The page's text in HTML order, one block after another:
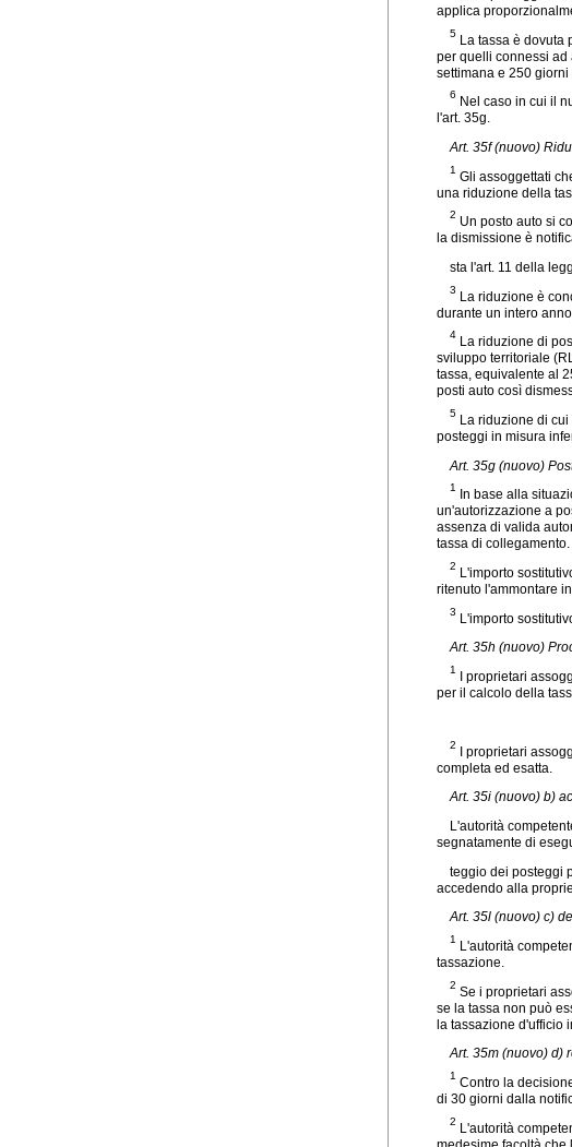
applica
5 La tassa è dovuta
per quelli connessi
settimana e 250
6 Nel caso in cui il
l'art. 35g.
Art. 35f (nuovo)
1 Gli assoggettati
una riduzione della
2 Un posto auto si
la dismissione è
sta l'art. 11 della
3 La riduzione è
durante un intero
4 La riduzione di
sviluppo territoriale
tassa, equivalente al
posti auto così
5 La riduzione di
posteggi in misura
Art. 35g (nuovo)
1
In base alla
un'autorizzazione a
assenza di valida
tassa di collegamento.
2
L'importo
ritenuto l'ammontare
3 L'importo
Art. 35h (nuovo)
1
I proprietari
per il calcolo della
2 I proprietari
completa ed esatta.
Art. 35i (nuovo) b)
L'autorità
segnatamente di
teggio dei posteggi
accedendo alla
Art. 35l (nuovo) c)
1 L'autorità
tassazione.
2 Se i proprietari
se la tassa non può
la tassazione d'ufficio
Art. 35m (nuovo) d)
1 Contro la
di 30 giorni dalla
2 L'autorità
medesime facoltà che